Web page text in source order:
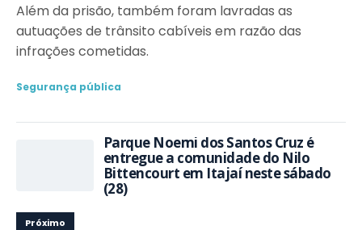
Além da prisão, também foram lavradas as
autuações de trânsito cabíveis em razão das
infrações cometidas.
Segurança pública
Parque Noemi dos Santos Cruz é
entregue a comunidade do Nilo
Bittencourt em Itajaí neste sábado
(28)
Próximo